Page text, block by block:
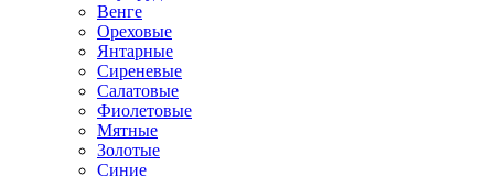
Венге
Ореховые
Янтарные
Сиреневые
Салатовые
Фиолетовые
Мятные
Золотые
Синие